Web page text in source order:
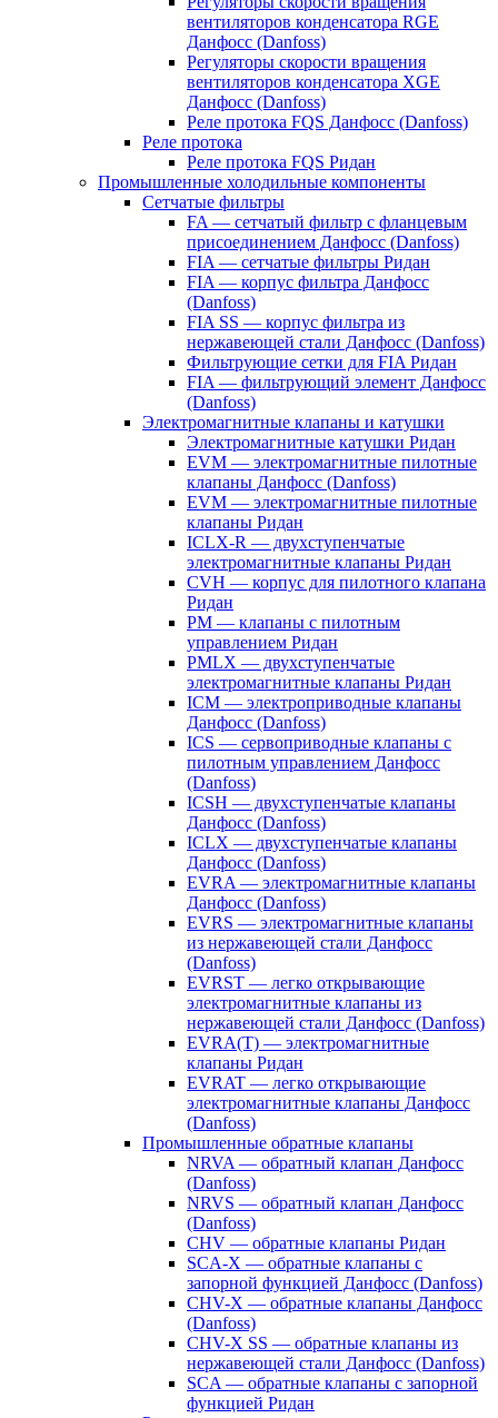
вентиляторов конденсатора RGE
Данфосс (Danfoss)
Регуляторы скорости вращения
вентиляторов конденсатора XGE
Данфосс (Danfoss)
Реле протока FQS Данфосс (Danfoss)
Реле протока
Реле протока FQS Ридан
Промышленные холодильные компоненты
Сетчатые фильтры
FA — сетчатый фильтр с фланцевым
присоединением Данфосс (Danfoss)
FIA — сетчатые фильтры Ридан
FIA — корпус фильтра Данфосс
(Danfoss)
FIA SS — корпус фильтра из
нержавеющей стали Данфосс (Danfoss)
Фильтрующие сетки для FIA Ридан
FIA — фильтрующий элемент Данфосс
(Danfoss)
Электромагнитные клапаны и катушки
Электромагнитные катушки Ридан
EVM — электромагнитные пилотные
клапаны Данфосс (Danfoss)
EVM — электромагнитные пилотные
клапаны Ридан
ICLX-R — двухступенчатые
электромагнитные клапаны Ридан
CVH — корпус для пилотного клапана
Ридан
PM — клапаны с пилотным
управлением Ридан
PMLX — двухступенчатые
электромагнитные клапаны Ридан
ICM — электроприводные клапаны
Данфосс (Danfoss)
ICS — сервоприводные клапаны с
пилотным управлением Данфосс
(Danfoss)
ICSH — двухступенчатые клапаны
Данфосс (Danfoss)
ICLX — двухступенчатые клапаны
Данфосс (Danfoss)
EVRA — электромагнитные клапаны
Данфосс (Danfoss)
EVRS — электромагнитные клапаны
из нержавеющей стали Данфосс
(Danfoss)
EVRST — легко открывающие
электромагнитные клапаны из
нержавеющей стали Данфосс (Danfoss)
EVRA(T) — электромагнитные
клапаны Ридан
EVRAT — легко открывающие
электромагнитные клапаны Данфосс
(Danfoss)
Промышленные обратные клапаны
NRVA — обратный клапан Данфосс
(Danfoss)
NRVS — обратный клапан Данфосс
(Danfoss)
CHV — обратные клапаны Ридан
SCA-X — обратные клапаны с
запорной функцией Данфосс (Danfoss)
CHV-X — обратные клапаны Данфосс
(Danfoss)
CHV-X SS — обратные клапаны из
нержавеющей стали Данфосс (Danfoss)
SCA — обратные клапаны с запорной
функцией Ридан